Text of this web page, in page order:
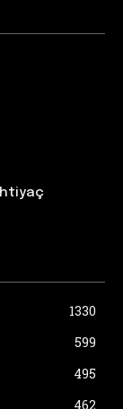
1330
599
495
462